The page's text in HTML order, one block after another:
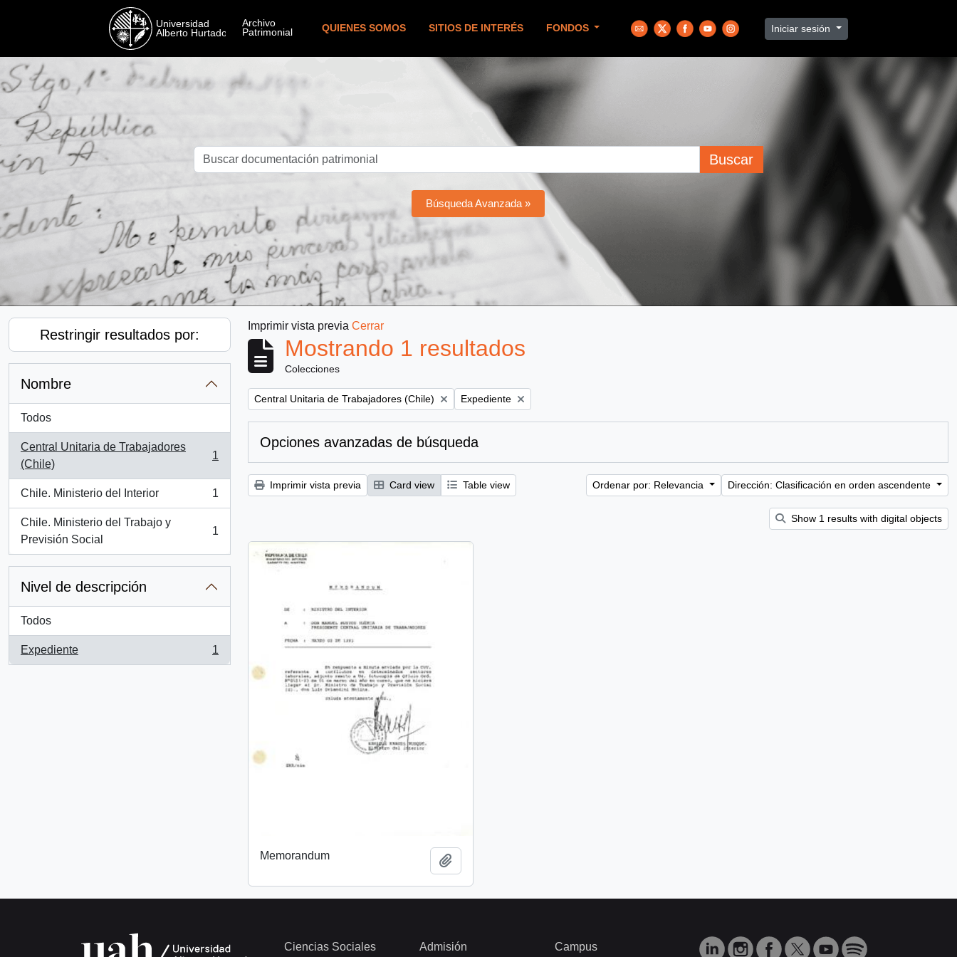
QUIENES SOMOS SITIOS DE INTERÉS FONDOS Iniciar sesión
Buscar
Búsqueda Avanzada »
Restringir resultados por:
Nombre
Todos
Central Unitaria de Trabajadores
(Chile)
, 1 resultados
1
Chile. Ministerio del Interior
, 1 resultados
1
Chile. Ministerio del Trabajo y
Previsión Social
, 1 resultados
1
Nivel de descripción
Todos
Expediente
, 1 resultados
1
Imprimir vista previa Cerrar
Mostrando 1 resultados
Colecciones
Remove filter:
Central Unitaria de Trabajadores (Chile) Remove filter:
Expediente
Opciones avanzadas de búsqueda
Imprimir vista previa Card view Table view Ordenar por: Relevancia Dirección: Clasificación en orden ascendente
Show 1 results with digital objects
Memorandum
Ciencias Sociales Admisión Campus